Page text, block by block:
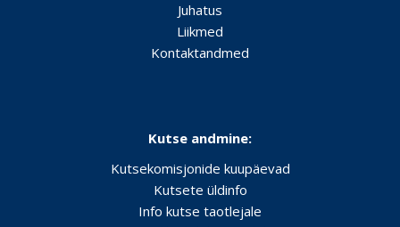
Juhatus
Liikmed
Kontaktandmed
Kutse andmine:
Kutsekomisjonide kuupäevad
Kutsete üldinfo
Info kutse taotlejale